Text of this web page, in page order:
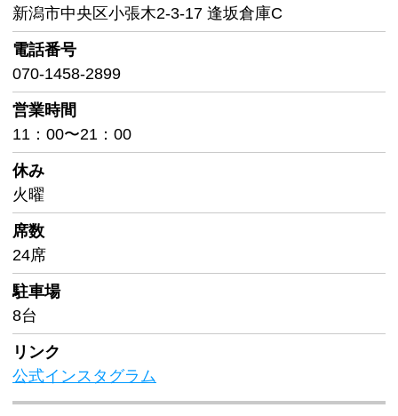
新潟市中央区小張木2-3-17 逢坂倉庫C
電話番号
070-1458-2899
営業時間
11：00〜21：00
休み
火曜
席数
24席
駐車場
8台
リンク
公式インスタグラム